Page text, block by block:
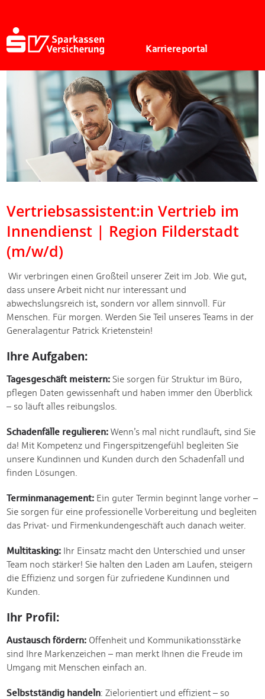
Karriereportal
Vertriebsassistent:in Vertrieb im
Innendienst | Region Filderstadt
(m/w/d)
Wir verbringen einen Großteil unserer Zeit im Job. Wie gut,
dass unsere Arbeit nicht nur interessant und
abwechslungsreich ist, sondern vor allem sinnvoll. Für
Menschen. Für morgen. Werden Sie Teil unseres Teams in der
Generalagentur Patrick Krietenstein!
Ihre Aufgaben:
Tagesgeschäft meistern: Sie sorgen für Struktur im Büro,
pflegen Daten gewissenhaft und haben immer den Überblick
– so läuft alles reibungslos.
Schadenfälle regulieren: Wenn’s mal nicht rundläuft, sind Sie
da! Mit Kompetenz und Fingerspitzengefühl begleiten Sie
unsere Kundinnen und Kunden durch den Schadenfall und
finden Lösungen.
Terminmanagement: Ein guter Termin beginnt lange vorher –
Sie sorgen für eine professionelle Vorbereitung und begleiten
das Privat- und Firmenkundengeschäft auch danach weiter.
Multitasking: Ihr Einsatz macht den Unterschied und unser
Team noch stärker! Sie halten den Laden am Laufen, steigern
die Effizienz und sorgen für zufriedene Kundinnen und
Kunden.
Ihr Profil:
Austausch fördern: Offenheit und Kommunikationsstärke
sind Ihre Markenzeichen – man merkt Ihnen die Freude im
Umgang mit Menschen einfach an.
Selbstständig handeln: Zielorientiert und effizient – so